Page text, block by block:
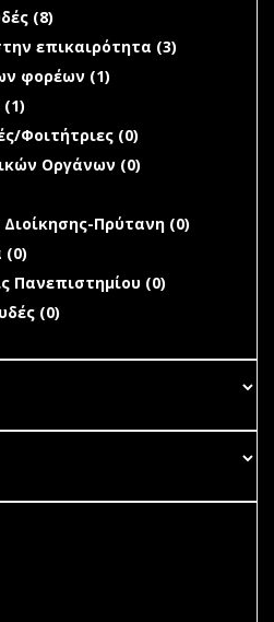
filter
(8)
στην επικαιρότητα filter
επικαιρότητα (3)
φορέων filter
φορέων (1)
filter
filter
Φοιτήτριες (0)
Οργάνων (0)
Πρύτανη (0)
(0)
Πανεπιστημίου (0)
(0)